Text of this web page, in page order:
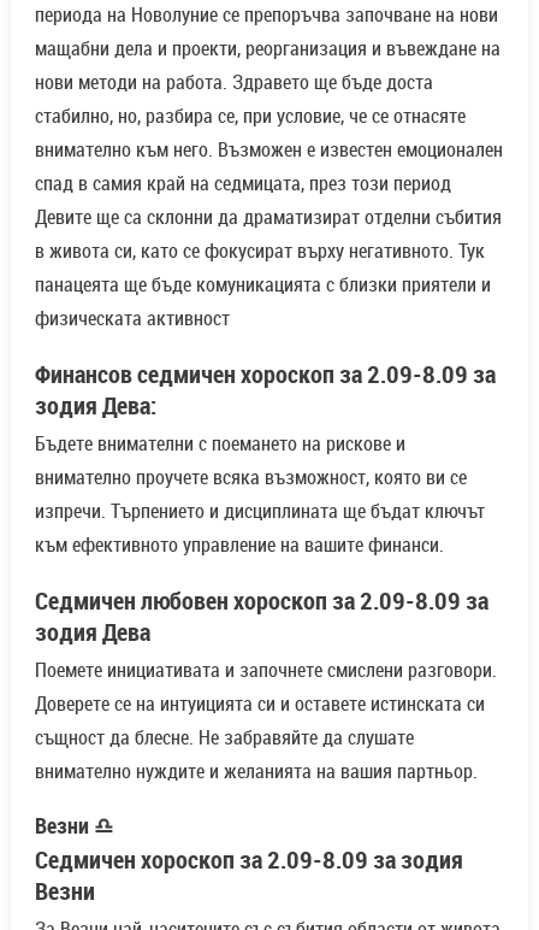
периода на Новолуние се препоръчва започване на нови
мащабни дела и проекти, реорганизация и въвеждане на
нови методи на работа. Здравето ще бъде доста
стабилно, но, разбира се, при условие, че се отнасяте
внимателно към него. Възможен е известен емоционален
спад в самия край на седмицата, през този период
Девите ще са склонни да драматизират отделни събития
в живота си, като се фокусират върху негативното. Тук
панацеята ще бъде комуникацията с близки приятели и
физическата активност
Финансов седмичен хороскоп за 2.09-8.09 за
зодия Дева:
Бъдете внимателни с поемането на рискове и
внимателно проучете всяка възможност, която ви се
изпречи. Търпението и дисциплината ще бъдат ключът
към ефективното управление на вашите финанси.
Седмичен любовен хороскоп за 2.09-8.09 за
зодия Дева
Поемете инициативата и започнете смислени разговори.
Доверете се на интуицията си и оставете истинската си
същност да блесне. Не забравяйте да слушате
внимателно нуждите и желанията на вашия партньор.
Везни ♎
Седмичен хороскоп за 2.09-8.09 за зодия
Везни